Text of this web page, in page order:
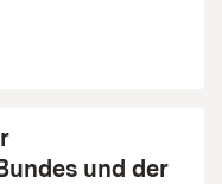
und der